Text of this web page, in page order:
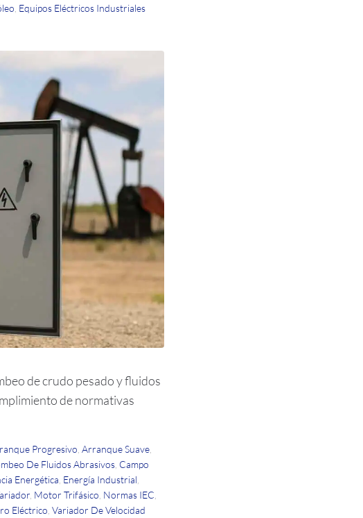
Equipos Eléctricos Industriales
de crudo pesado y fluidos
de normativas
Progresivo Arranque Suave
De Fluidos Abrasivos Campo
Energética Energía Industrial
Motor Trifásico Normas IEC
Eléctrico Variador De Velocidad